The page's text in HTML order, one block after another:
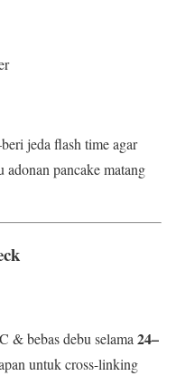
jeda flash time agar
adonan pancake matang
& bebas debu selama24–
untuk cross-linking